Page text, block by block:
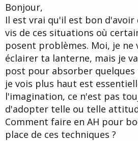
Bonjour,
Il est vrai qu'il est bon d'avoir
vis de ces situations où
posent problèmes. Moi, je ne
éclairer ta lanterne, mais je
post pour absorber quelques
je vois plus haut est
l'imagination, ce n'est pas
d'adopter telle ou telle
Comment faire en AH pour
place de ces techniques ?